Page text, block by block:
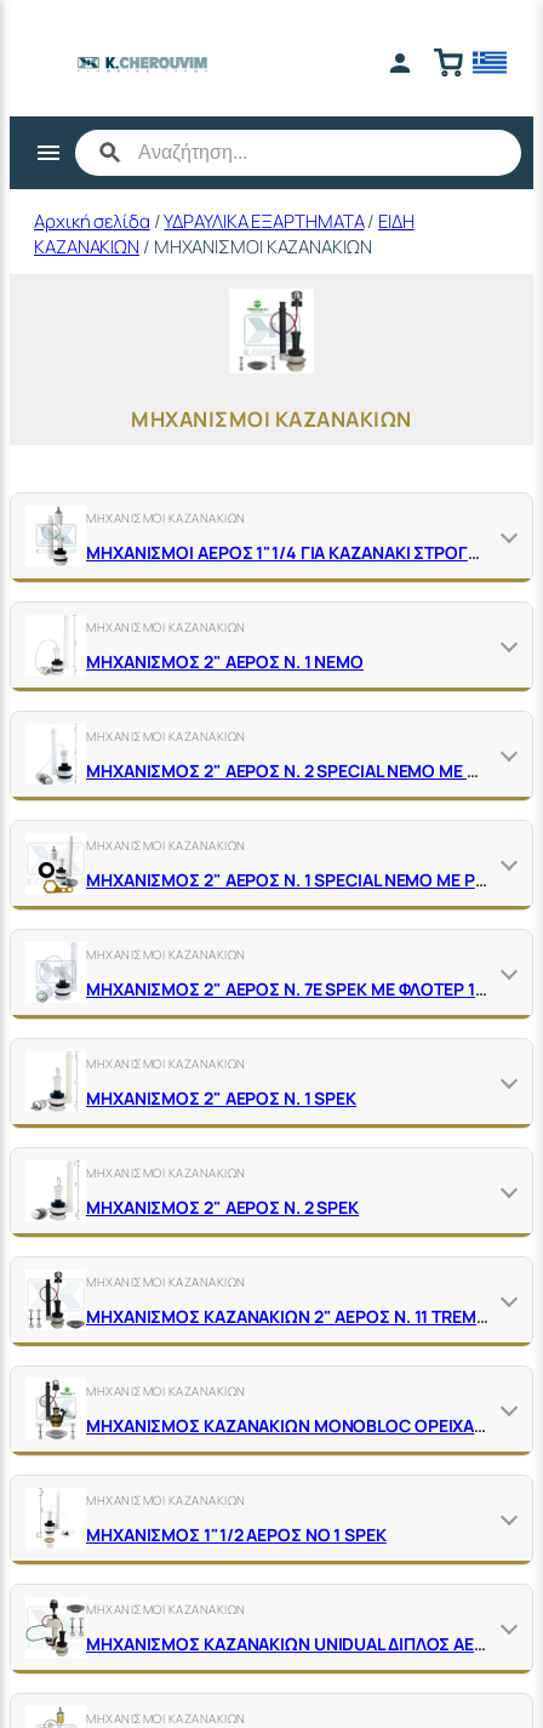
περιεχόμενο
Αρχική σελίδα /ΥΔΡΑΥΛΙΚΑ ΕΞΑΡΤΗΜΑΤΑ/ ΕΙΔΗ
ΚΑΖΑΝΑΚΙΩΝ / ΜΗΧΑΝΙΣΜΟΙ ΚΑΖΑΝΑΚΙΩΝ
ΜΗΧΑΝΙΣΜΟΙ ΚΑΖΑΝΑΚΙΩΝ
ΜΗΧΑΝΙΣΜΟΙ ΚΑΖΑΝΑΚΙΩΝ
ΜΗΧΑΝΙΣΜΟΙ ΑΕΡΟΣ 1"1/4 ΓΙΑ ΚΑΖΑΝΑΚΙ ΣΤΡΟΓΓΥΛΟ ΧΩΡΙΣ ΦΛΟΤΕΡ
ΜΗΧΑΝΙΣΜΟΙ ΚΑΖΑΝΑΚΙΩΝ
ΜΗΧΑΝΙΣΜΟΣ 2" ΑΕΡΟΣ Ν. 1 ΝΕΜΟ
ΜΗΧΑΝΙΣΜΟΙ ΚΑΖΑΝΑΚΙΩΝ
ΜΗΧΑΝΙΣΜΟΣ 2" ΑΕΡΟΣ Ν. 2 SΡΕCΙΑL ΝΕΜΟ ΜΕ ΡΥΘΜΙΖ. ΥΠΕΡΧ. ΚΑΙ ΦΛΟΤΕΡ ΜΕ ΟΡΕΙΧ. ΒΕΡΓΑ
ΜΗΧΑΝΙΣΜΟΙ ΚΑΖΑΝΑΚΙΩΝ
ΜΗΧΑΝΙΣΜΟΣ 2" ΑΕΡΟΣ Ν. 1 SPECIAL NEMO ΜΕ ΡΥΘΜΙΖ. ΥΠΕΡΧ. ΧΩΡΙΣ ΦΛΟΤΕΡ ΜΕ ΚΛΕΙΔΙ
ΜΗΧΑΝΙΣΜΟΙ ΚΑΖΑΝΑΚΙΩΝ
ΜΗΧΑΝΙΣΜΟΣ 2" ΑΕΡΟΣ Ν. 7Ε SPEK ΜΕ ΦΛΟΤΕΡ 1/2" ΠΥΘΜΕΝΟΣ
ΜΗΧΑΝΙΣΜΟΙ ΚΑΖΑΝΑΚΙΩΝ
ΜΗΧΑΝΙΣΜΟΣ 2" ΑΕΡΟΣ Ν. 1 SΡΕΚ
ΜΗΧΑΝΙΣΜΟΙ ΚΑΖΑΝΑΚΙΩΝ
ΜΗΧΑΝΙΣΜΟΣ 2" ΑΕΡΟΣ Ν. 2 SΡΕΚ
ΜΗΧΑΝΙΣΜΟΙ ΚΑΖΑΝΑΚΙΩΝ
ΜΗΧΑΝΙΣΜΟΣ ΚΑΖΑΝΑΚΙΩΝ 2" ΑΕΡΟΣ Ν. 11 ΤRΕΜΟLΑDΑ ΧΩΡΙΣ ΦΛΟΤΕΡ
ΜΗΧΑΝΙΣΜΟΙ ΚΑΖΑΝΑΚΙΩΝ
ΜΗΧΑΝΙΣΜΟΣ ΚΑΖΑΝΑΚΙΩΝ ΜΟΝΟΒLΟC ΟΡΕΙΧΑΛΚΙΝΟΣ ΑΕΡΟΣ 2" ΜΕ ΕΔΡΑ ΙΝΟΧ ΧΩΡΙΣ ΦΛΟΤΕΡ
ΜΗΧΑΝΙΣΜΟΙ ΚΑΖΑΝΑΚΙΩΝ
ΜΗΧΑΝΙΣΜΟΣ 1"1/2 ΑΕΡΟΣ ΝΟ 1 SΡΕΚ
ΜΗΧΑΝΙΣΜΟΙ ΚΑΖΑΝΑΚΙΩΝ
ΜΗΧΑΝΙΣΜΟΣ ΚΑΖΑΝΑΚΙΩΝ UNIDUAL ΔΙΠΛΟΣ ΑΕΡΟΣ 2" TREMOLADA ΧΩΡΙΣ ΦΛΟΤΕΡ
ΜΗΧΑΝΙΣΜΟΙ ΚΑΖΑΝΑΚΙΩΝ